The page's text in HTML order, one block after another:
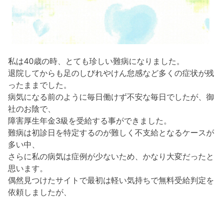
私は40歳の時、とても珍しい難病になりました。
退院してからも足のしびれやけん怠感など多くの症状が残
ったままでした。
病気になる前のように毎日働けず不安な毎日でしたが、御
社のお陰で、
障害厚生年金3級を受給する事ができました。
難病は初診日を特定するのが難しく不支給となるケースが
多い中、
さらに私の病気は症例が少ないため、かなり大変だったと
思います。
偶然見つけたサイトで最初は軽い気持ちで無料受給判定を
依頼しましたが、